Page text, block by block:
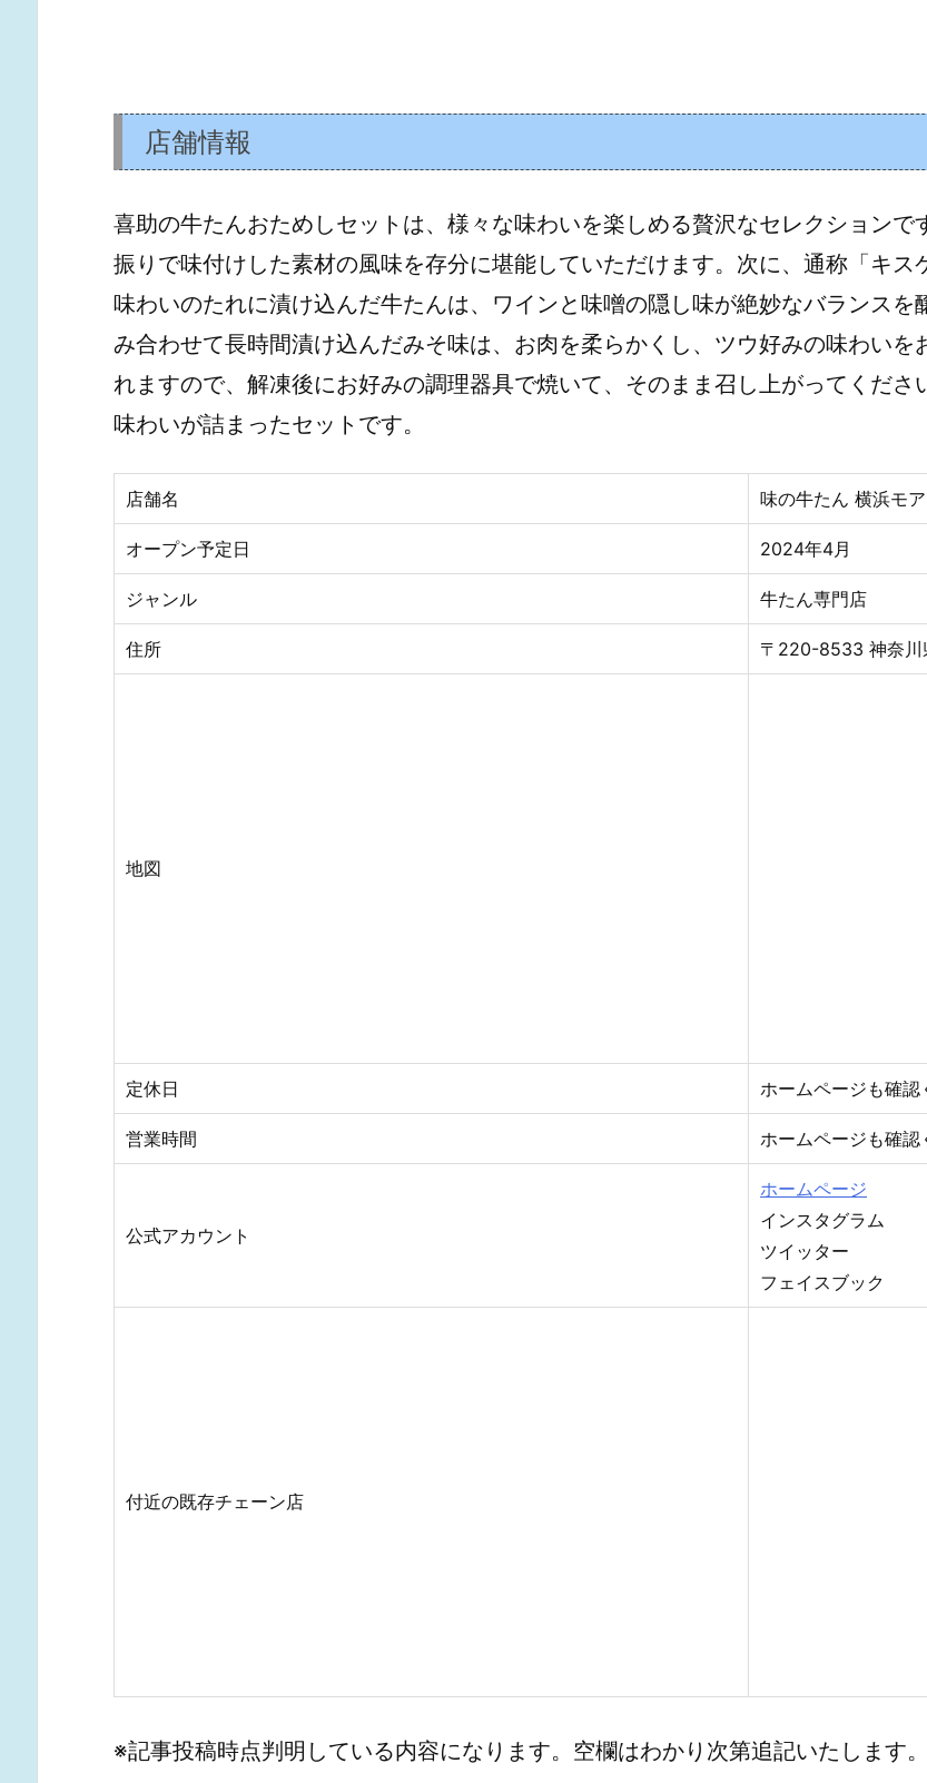
店舗情報
喜助の牛たんおためしセットは、様々な味わいを楽しめる贅沢なセレクション
振りで味付けした素材の風味を存分に堪能していただけます。次に、通称「キ
味わいのたれに漬け込んだ牛たんは、ワインと味噌の隠し味が絶妙なバランス
み合わせて長時間漬け込んだみそ味は、お肉を柔らかくし、ツウ好みの味わい
れますので、解凍後にお好みの調理器具で焼いて、そのまま召し上がってくだ
味わいが詰まったセットです。
店舗名 味の牛たん 横浜モ
オープン予定日 2024年4月
ジャンル 牛たん専門店
住所 〒220-8533 神奈川
地図
定休日 ホームページも確認
営業時間 ホームページも確認
公式アカウント
ホームページ
インスタグラム
ツイッター
フェイスブック
付近の既存チェーン店
※記事投稿時点判明している内容になります。空欄はわかり次第追記いたします。